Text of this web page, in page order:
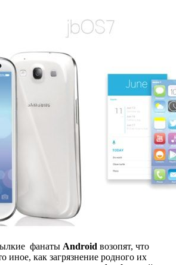
фанаты Android возопят, что
иное, как загрязнение родного их